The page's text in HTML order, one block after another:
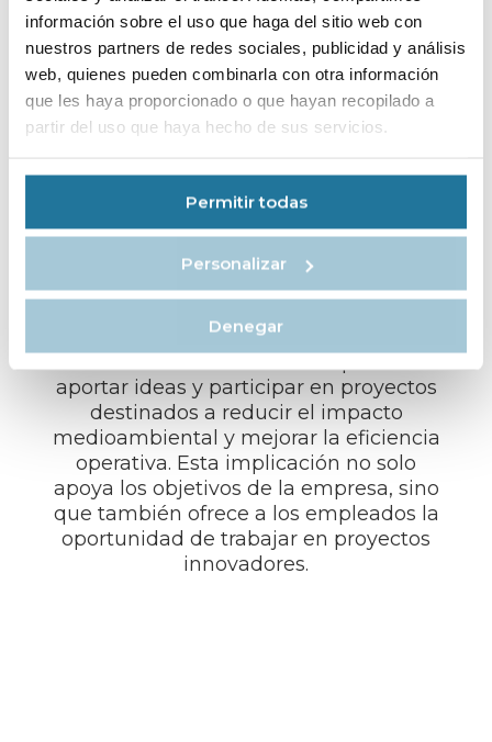
información sobre el uso que haga del sitio web con
nuestros partners de redes sociales, publicidad y análisis
web, quienes pueden combinarla con otra información
que les haya proporcionado o que hayan recopilado a
partir del uso que haya hecho de sus servicios.
Permitir todas
Personalizar
Denegar
INICIATIVAS DE
SOSTENIBILIDAD E
INNOVACIÓN
Mystic Cruises está comprometida con
la sostenibilidad y la innovación, y los
interesantes iniciativas en estas áreas.
aportar ideas y participar en proyectos
destinados a reducir el impacto
medioambiental y mejorar la eficiencia
operativa. Esta implicación no solo
apoya los objetivos de la empresa, sino
que también ofrece a los empleados la
oportunidad de trabajar en proyectos
innovadores.